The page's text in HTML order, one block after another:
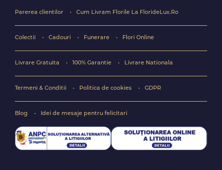
Parerea clientilor Cum Livram Florile La FlorideLux.Ro
Colectii Cadouri Funerare Flori Online
Livrare Gratuita 100% Garantie Livrare Nationala
Termeni & Conditii Politica de cookies GDPR
Blog Idei de mesaje pentru felicitari